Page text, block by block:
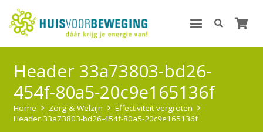
Header 33a73803-bd26-
454f-80a5-20c9e165136f
Home Zorg & Welzijn
Effectiviteit vergroten
Header 33a73803-bd26-454f-80a5-20c9e165136f